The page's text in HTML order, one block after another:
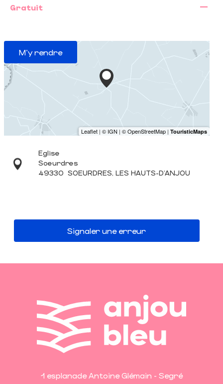
Gratuit —
M'y rendre
Eglise
Soeurdres
49330 SOEURDRES, LES HAUTS-D'ANJOU
Signaler une erreur
1 esplanade Antoine Glémain - Segré